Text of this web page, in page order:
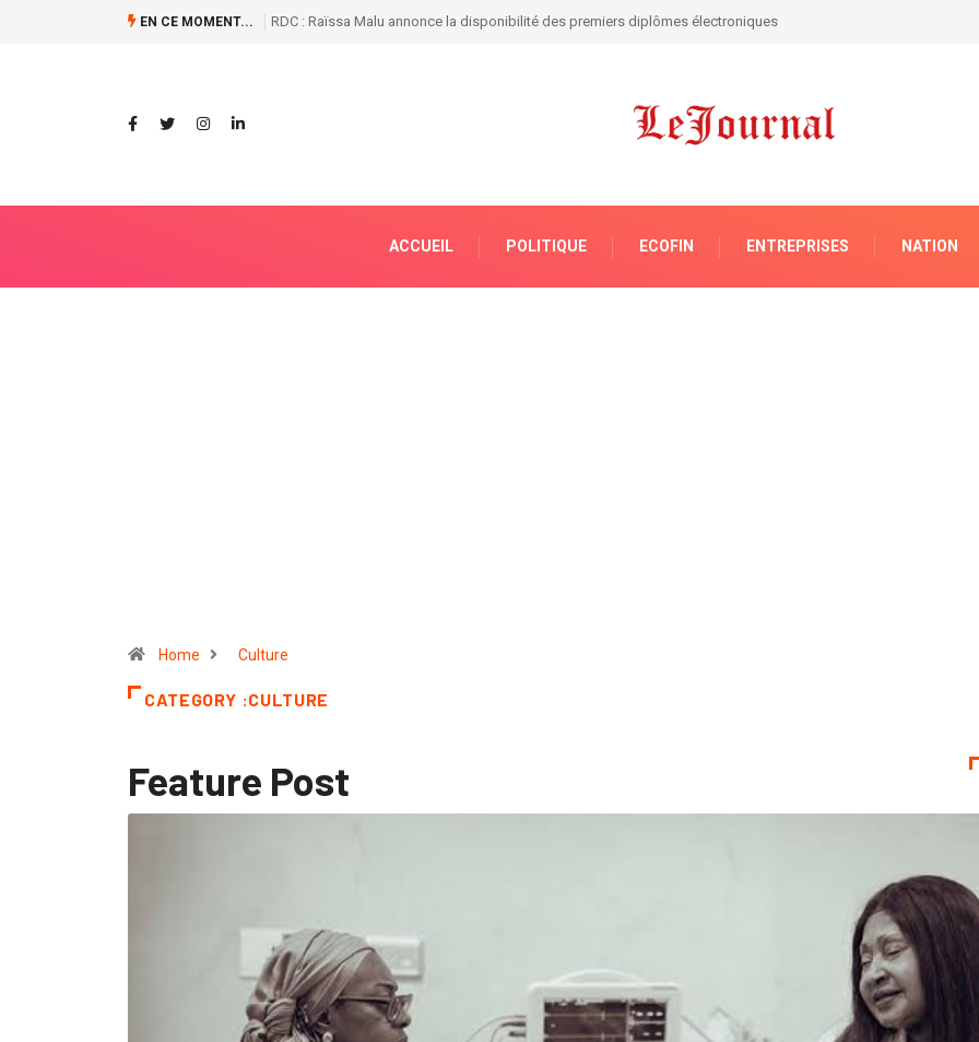
EN CE MOMENT... Naufrages en série sur le fleuve Congo: Tshisekedi tape du poing sur la table !
ACCUEIL POLITIQUE ECOFIN ENTREPRISES NATION
Home Culture
CATEGORY :CULTURE
Feature Post